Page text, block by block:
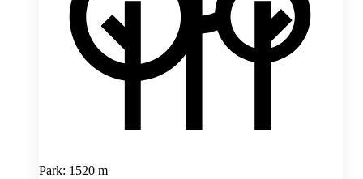
Park: 1520 m